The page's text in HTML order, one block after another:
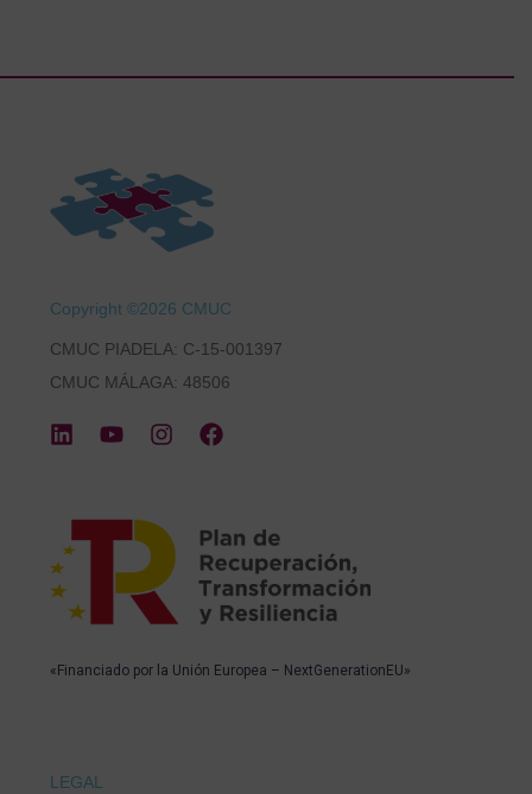
Copyright ©2026 CMUC
CMUC PIADELA: C-15-001397
CMUC MÁLAGA: 48506
«Financiado por la Unión Europea – NextGenerationEU»
LEGAL